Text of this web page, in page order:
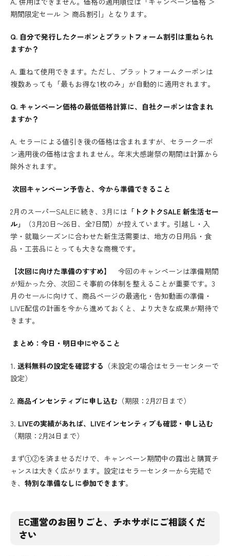
期間限定セール ＞ 商品割引」となります。
Q. 自分で発行したクーポンとプラットフォーム割引は重ねられ
ますか？
A. 重ねて使用できます。ただし、プラットフォームクーポンは
複数あっても「最もお得な1枚のみ」が自動的に適用されます。
Q. キャンペーン価格の最低価格計算に、自社クーポンは含まれ
ますか？
A. セラーによる値引き後の価格は含まれますが、セラークーポ
ン適用後の価格は含まれません。年末大感謝祭の期間は計算から
除外されます。
次回キャンペーン予告と、今から準備できること
2月のスーパーSALEに続き、3月には 「トクトクSALE 新生活セー
ル」
（3月20日〜26日、全7日間）が控えています。引越し・入
学・就職シーズンに合わせた新生活需要は、地方の日用品・食
品・工芸品にとっても大きな商機です。
【次回に向けた準備のすすめ】
今回のキャンペーンは準備期間
が短かった分、次回こそ事前の体制を整えることが重要です。3
月のセールに向けて、商品ページの最適化・告知動画の準備・
LIVE配信の計画を今から進めておくと、より大きな成果が期待で
きます。
まとめ：今日・明日中にやること
1. 送料無料の設定を確認する （未設定の場合はセラーセンターで
設定）
2. 商品インセンティブに申し込む （期限：2月27日まで）
3. LIVEの実績があれば、LIVEインセンティブも確認・申し込む
（期限：2月24日まで）
まず①②を済ませるだけで、キャンペーン期間中の露出と購買チ
ャンスは大きく広がります。設定はセラーセンターから完結で
き、 特別な準備なしに参加できます。
EC運営のお困りごと、チホサポにご相談くだ
さい